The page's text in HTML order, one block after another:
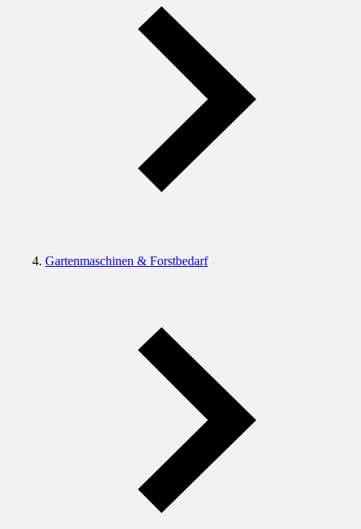
Gartenmaschinen & Forstbedarf